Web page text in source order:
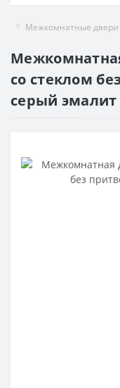
Межкомнатные двери
со стеклом
серый эмалит